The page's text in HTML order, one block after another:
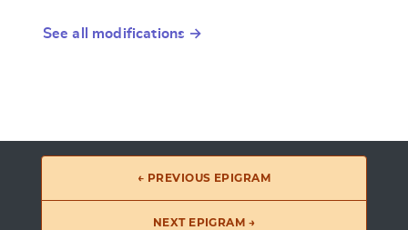
See all modifications →
← PREVIOUS EPIGRAM
NEXT EPIGRAM →